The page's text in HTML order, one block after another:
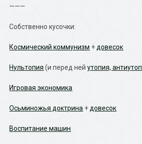
———
Собственно кусочки:
Космический коммунизм + довесок
Нультопия (и перед нейутопия,
Игровая экономика
Осьминожья доктрина + довесок
Воспитание машин